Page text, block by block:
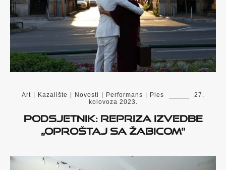
Art | Kazalište | Novosti | Performans | Ples
27.
kolovoza 2023.
Podsjetnik: Repriza izvedbe
„Oproštaj sa Žabicom”